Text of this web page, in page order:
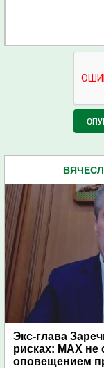
Экс-глава
рисках: MAX не
оповещением